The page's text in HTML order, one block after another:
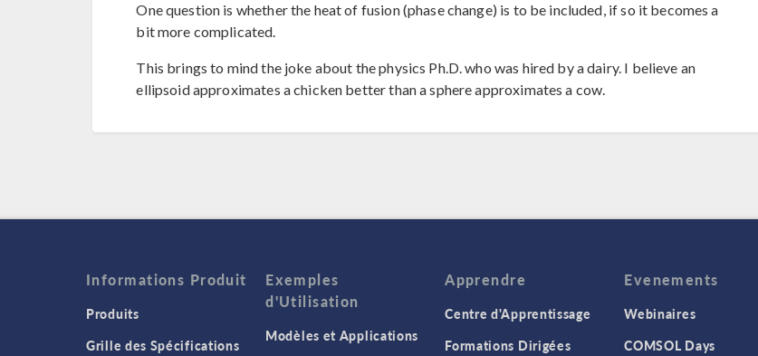
One question is whether the heat of fusion (phase change) is to be included, if so it becomes a
bit more complicated.
This brings to mind the joke about the physics Ph.D. who was hired by a dairy. I believe an
ellipsoid approximates a chicken better than a sphere approximates a cow.
Informations Produit
Produits
Grille des Spécifications
Exemples
d'Utilisation
Modèles et Applications
Apprendre
Centre d'Apprentissage
Formations Dirigées
Evenements
Webinaires
COMSOL Days